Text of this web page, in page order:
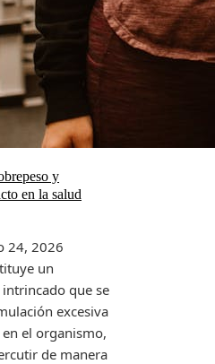
y
en la salud
24, 2026
un
que se
excesiva
el organismo,
de manera